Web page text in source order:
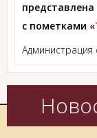
представлена
с пометками
Администрация